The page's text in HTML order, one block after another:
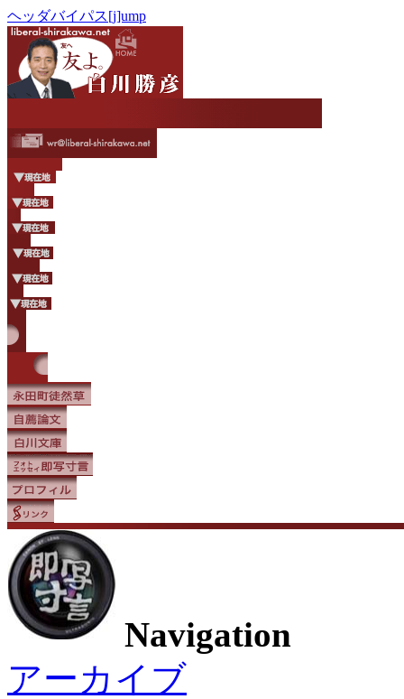
ヘッダバイパス[j]ump
Navigation
アーカイブ